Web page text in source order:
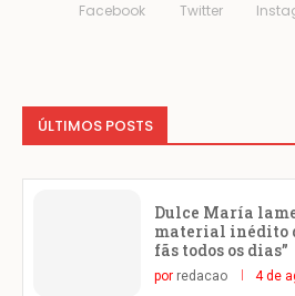
Facebook Twitter
ÚLTIMOS POSTS
Dulce María
material inédito
fãs todos os dias”
por redacao 4 de